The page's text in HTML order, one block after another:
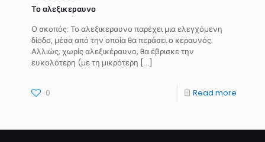
Το αλεξικεραυνο
Ο σκοπός: Το αλεξικεραυνο παρέχει μια ελεγχόμενη
δίοδο, μέσα από την οποία θα περάσει ο κεραυνός.
Αλλιώς, χωρίς αλεξικέραυνο, θα έβρισκε την
ευκολότερη (με τη μικρότερη […]
0 Read more